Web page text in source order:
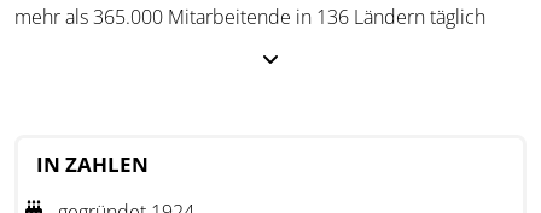
mehr als 365.000 Mitarbeitende in 136 Ländern täglich
dazu bei, Momentum zu schaffen, auszubauen und zu
erhalten.
IN ZAHLEN